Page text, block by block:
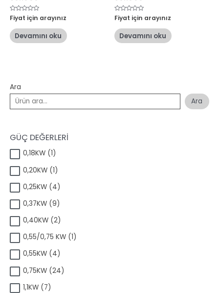
Ara
Ara
GÜÇ DEĞERLERİ
0,18KW 11
r
ü
n
0,20KW 11
r
ü
n
0,25KW 44
r
ü
n
0,37KW 99
r
ü
n
0,40KW 22
r
ü
n
0,55/0,75 KW 11
0,55KW 44
r
0,75KW 242
1,1KW 77
5
üzerinden
oy
aldı
Fiyat için arayınız
Devamını oku
5
üzerinden
oy
aldı
Fiyat için arayınız
Devamını oku